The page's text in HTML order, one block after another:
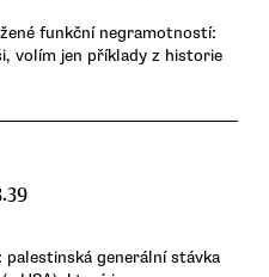
funkční negramotností:
volím jen příklady z historie
generální stávka